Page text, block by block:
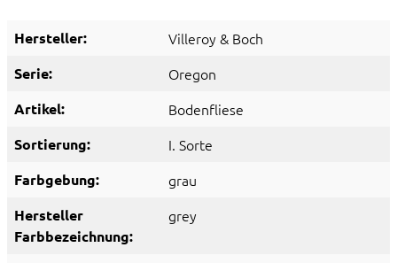
Hersteller: Villeroy & Boch
Serie: Oregon
Artikel: Bodenfliese
Sortierung: I. Sorte
Farbgebung: grau
Hersteller
Farbbezeichnung:
grey